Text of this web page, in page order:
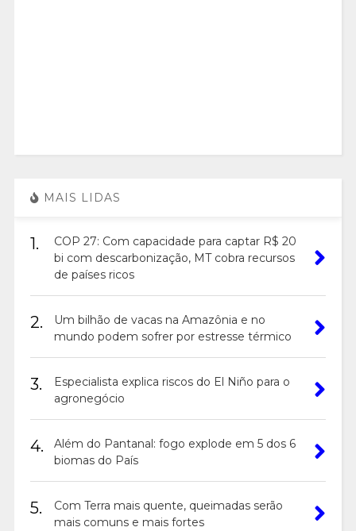
MAIS LIDAS
1.
COP 27: Com capacidade para captar R$ 20
bi com descarbonização, MT cobra recursos
de países ricos
2.
Um bilhão de vacas na Amazônia e no
mundo podem sofrer por estresse térmico
3.
Especialista explica riscos do El Niño para o
agronegócio
4.
Além do Pantanal: fogo explode em 5 dos 6
biomas do País
5.
Com Terra mais quente, queimadas serão
mais comuns e mais fortes